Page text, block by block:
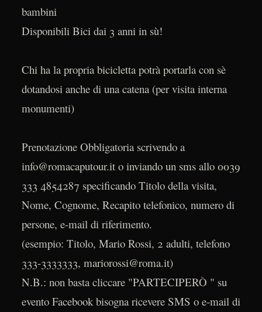
bambini
Disponibili Bici dai 3 anni in sù!
Chi ha la propria bicicletta potrà portarla con sè
dotandosi anche di una catena (per visita interna
monumenti)
Prenotazione Obbligatoria scrivendo a
info@romacaputour.it o inviando un sms allo 0039
333 4854287 specificando Titolo della visita,
Nome, Cognome, Recapito telefonico, numero di
persone, e-mail di riferimento.
(esempio: Titolo, Mario Rossi, 2 adulti, telefono
333-3333333, mariorossi@roma.it)
N.B.: non basta cliccare "PARTECIPERÒ " su
evento Facebook bisogna ricevere SMS o e-mail di